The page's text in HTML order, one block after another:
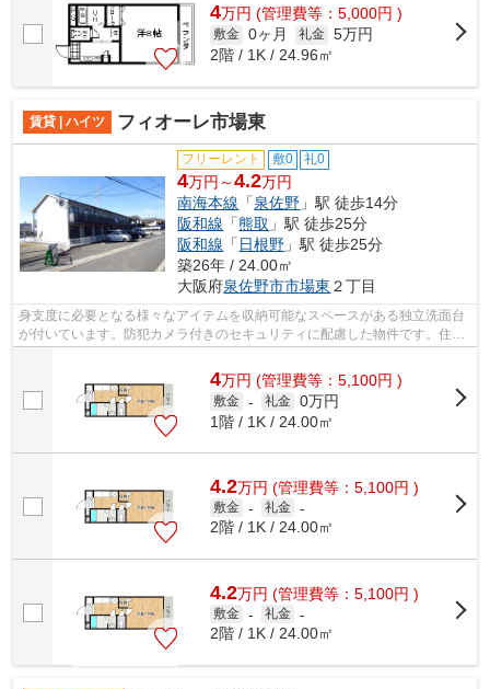
4万円 (管理費等：5,000円 )
敷金 0ヶ月 礼金 5万円
2階 / 1K / 24.96㎡
賃貸 | ハイツ フィオーレ市場東
フリーレント 敷0 礼0
4万円～4.2万円
南海本線 「泉佐野 」駅 徒歩14分
阪和線 「熊取 」駅 徒歩25分
阪和線 「 日根野 」駅 徒歩25分
築26年 / 24.00㎡
大阪府泉佐野市市場東 ２丁目
身支度に必要となる様々なアイテムを収納可能なスペースがある独立洗面台
が付いています。防犯カメラ付きのセキュリティに配慮した物件です。住ま
4万円 (管理費等：5,100円 )
敷金 - 礼金 0万円
1階 / 1K / 24.00㎡
4.2万円 (管理費等：5,100円 )
敷金 - 礼金 -
2階 / 1K / 24.00㎡
4.2万円 (管理費等：5,100円 )
敷金 - 礼金 -
2階 / 1K / 24.00㎡